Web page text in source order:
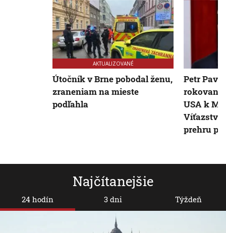
Najčítanejšie
24 hodín 3 dni Týždeň
AKTUALIZOVANÉ
Útočník v Brne pobodal ženu,
zraneniam na mieste
podľahla
Petr
USA k
Víťazstvo
prehru